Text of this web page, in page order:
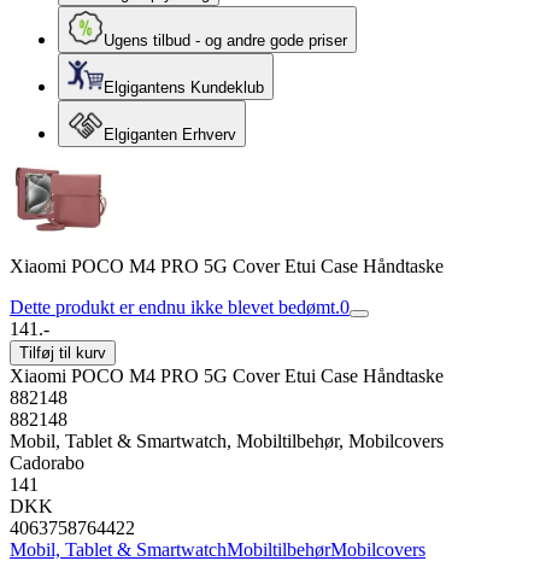
Ugens tilbud - og andre gode priser
Elgigantens Kundeklub
Elgiganten Erhverv
Xiaomi POCO M4 PRO 5G Cover Etui Case Håndtaske
Dette produkt er endnu ikke blevet bedømt.0
141.-
Tilføj til kurv
Xiaomi POCO M4 PRO 5G Cover Etui Case Håndtaske
882148
882148
Mobil, Tablet & Smartwatch, Mobiltilbehør, Mobilcovers
Cadorabo
141
DKK
4063758764422
Mobil, Tablet & SmartwatchMobiltilbehørMobilcovers